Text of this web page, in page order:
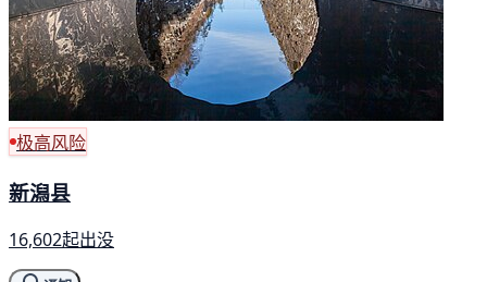
极高风险
新潟县
16,602起出没